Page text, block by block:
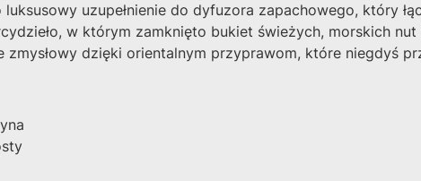
uzupełnienie do dyfuzora zapachowego, który
w którym zamknięto bukiet świeżych, morskich
zmysłowy dzięki orientalnym przyprawom, które niegdyś